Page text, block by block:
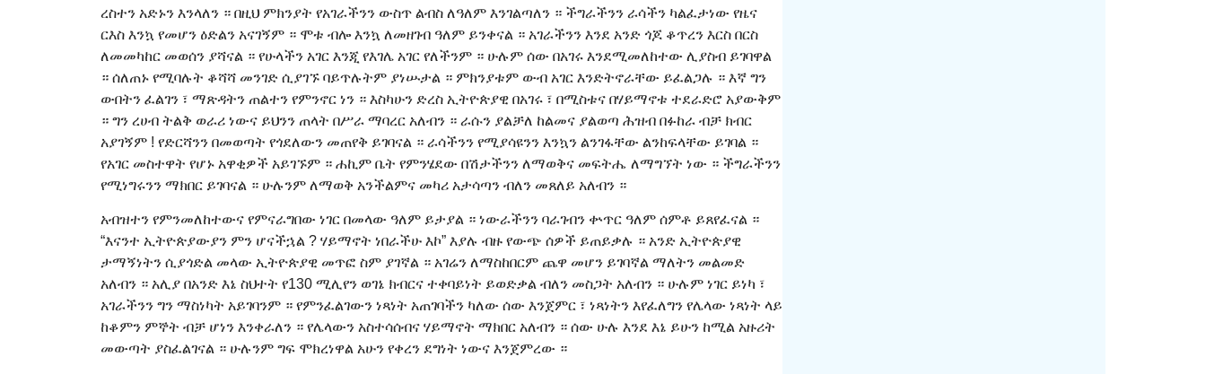
ረስተን አድኑን እንላለን ። በዚህ ምክንያት የአገራችንን ውስጥ ልብስ ለዓለም እንገልጣለን ። ችግራችንን ራሳችን ካልፈታነው የዜና
ርእስ እንኳ የመሆን ዕድልን አናገኝም ። ሞቱ ብሎ እንኳ ለመዘገብ ዓለም ይንቀናል ። አገራችንን እንደ አንድ ጎጆ ቆጥረን እርስ በርስ
ለመመካከር መወሰን ያሻናል ። የሁላችን አገር እንጂ የእገሌ አገር የለችንም ። ሁሉም ሰው በአገሩ እንደሚመለከተው ሊያስብ ይገባዋል
። ሰለጠኑ የሚባሉት ቆሻሻ መንገድ ሲያገኙ ባይጥሉትም ያነሡታል ። ምክንያቱም ውብ አገር እንድትኖራቸው ይፈልጋሉ ። እኛ ግን
ውበትን ፈልገን ፣ ማጽዳትን ጠልተን የምንኖር ነን ። እስካሁን ድረስ ኢትዮጵያዊ በአገሩ ፣ በሚስቱና በሃይማኖቱ ተደራድሮ አያውቅም
። ግን ረሀብ ትልቅ ወራሪ ነውና ይህንን ጠላት በሥራ ማባረር አለብን ። ራሱን ያልቻለ ከልመና ያልወጣ ሕዝብ በፉከራ ብቻ ክብር
አያገኝም ! የድርሻንን በመወጣት የጎደለውን መጠየቅ ይገባናል ። ራሳችንን የሚያሳዩንን እንኳን ልንገፋቸው ልንከፍላቸው ይገባል ።
የአገር መስተዋት የሆኑ አዋቂዎች አይገኙም ። ሐኪም ቤት የምንሄደው በሽታችንን ለማወቅና መፍትሔ ለማግኘት ነው ። ችግራችንን
የሚነግሩንን ማክበር ይገባናል ። ሁሉንም ለማወቅ አንችልምና መካሪ አታሳጣን ብለን መጸለይ አለብን ።
አብዝተን የምንመለከተውና የምናራግበው ነገር በመላው ዓለም ይታያል ። ነውራችንን ባራገብን ቍጥር ዓለም ሰምቶ ይጸየፈናል ።
“እናንተ ኢትዮጵያውያን ምን ሆናችኋል ? ሃይማኖት ነበራችሁ እኮ” እያሉ ብዙ የውጭ ሰዎች ይጠይቃሉ ። አንድ ኢትዮጵያዊ
ታማኝነትን ሲያጎድል መላው ኢትዮጵያዊ መጥፎ ስም ያገኛል ። አገሬን ለማስከበርም ጨዋ መሆን ይገባኛል ማለትን መልመድ
አለብን ። አሊያ በአንድ እኔ ስህተት የ130 ሚሊየን ወገኔ ክብርና ተቀባይነት ይወድቃል ብለን መስጋት አለብን ። ሁሉም ነገር ይነካ ፣
አገራችንን ግን ማስነካት አይገባንም ። የምንፈልገውን ነጻነት አጠገባችን ካለው ሰው እንጀምር ፣ ነጻነትን እየፈለግን የሌላው ነጻነት ላይ
ከቆምን ምኞት ብቻ ሆነን እንቀራለን ። የሌላውን አስተሳሰብና ሃይማኖት ማክበር አለብን ። ሰው ሁሉ እንደ እኔ ይሁን ከሚል አዙሪት
መውጣት ያስፈልገናል ። ሁሉንም ግፍ ሞክረነዋል አሁን የቀረን ደግነት ነውና እንጀምረው ።